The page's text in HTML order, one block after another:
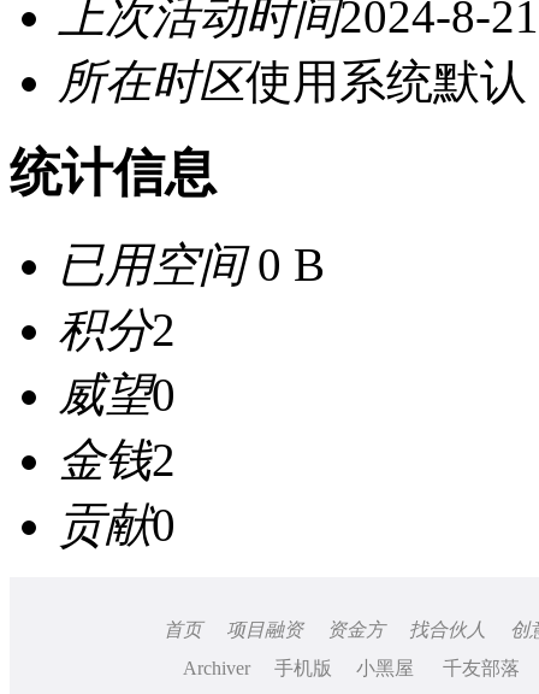
上次活动时间2024-8-
所在时区使用系统默认
统计信息
已用空间0 B
积分2
威望0
金钱2
贡献0
首页 项目融资 资金方 找合伙人
创
Archiver
手机版 小黑屋 千友部落